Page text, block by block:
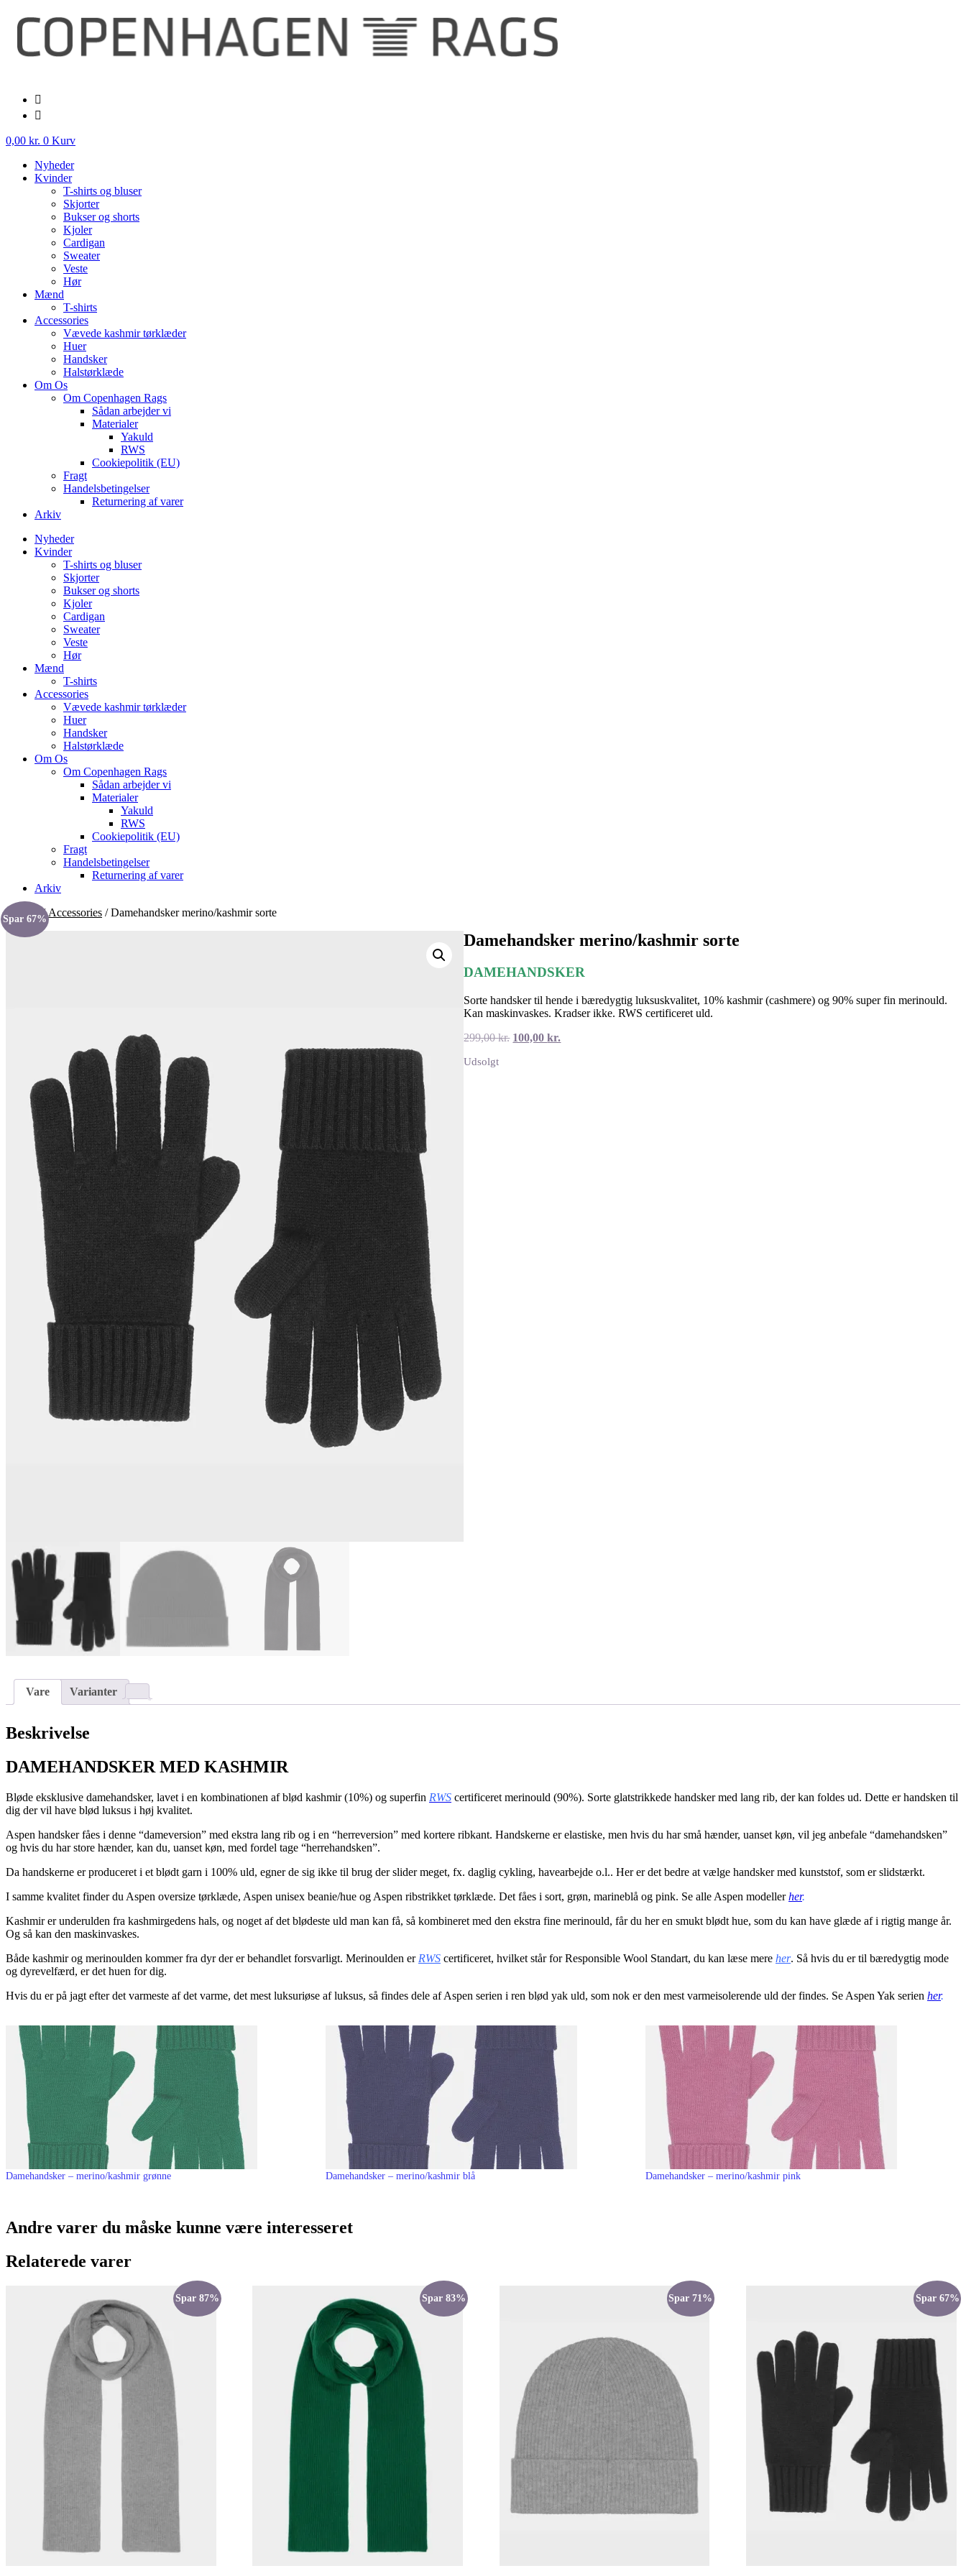
0,00 kr. 0 Kurv
Nyheder
Kvinder
T-shirts og bluser
Skjorter
Bukser og shorts
Kjoler
Cardigan
Sweater
Veste
Hør
Mænd
T-shirts
Accessories
Vævede kashmir tørklæder
Huer
Handsker
Halstørklæde
Om Os
Om Copenhagen Rags
Sådan arbejder vi
Materialer
Yakuld
RWS
Cookiepolitik (EU)
Fragt
Handelsbetingelser
Returnering af varer
Arkiv
Nyheder
Kvinder
T-shirts og bluser
Skjorter
Bukser og shorts
Kjoler
Cardigan
Sweater
Veste
Hør
Mænd
T-shirts
Accessories
Vævede kashmir tørklæder
Huer
Handsker
Halstørklæde
Om Os
Om Copenhagen Rags
Sådan arbejder vi
Materialer
Yakuld
RWS
Cookiepolitik (EU)
Fragt
Handelsbetingelser
Returnering af varer
Arkiv
Forside/Accessories / Damehandsker merino/kashmir sorte
Spar 67%
Damehandsker merino/kashmir sorte
DAMEHANDSKER
Sorte handsker til hende i bæredygtig luksuskvalitet, 10% kashmir (cashmere) og 90% super fin merinould.
Kan maskinvaskes. Kradser ikke. RWS certificeret uld.
299,00kr. Den
100,00kr.
Udsolgt
Vare Varianter
Beskrivelse
DAMEHANDSKER MED KASHMIR
Bløde eksklusive damehandsker, lavet i en kombinationen af blød kashmir (10%) og superfin RWS certificeret merinould (90%). Sorte glatstrikkede handsker med lang rib, der kan foldes ud. Dette er handsken til
dig der vil have blød luksus i høj kvalitet.
Aspen handsker fåes i denne “dameversion” med ekstra lang rib og i en “herreversion” med kortere ribkant. Handskerne er elastiske, men hvis du har små hænder, uanset køn, vil jeg anbefale “damehandsken”
og hvis du har store hænder, kan du, uanset køn, med fordel tage “herrehandsken”.
Da handskerne er produceret i et blødt garn i 100% uld, egner de sig ikke til brug der slider meget, fx. daglig cykling, havearbejde o.l.. Her er det bedre at vælge handsker med kunststof, som er slidstærkt.
I samme kvalitet finder du Aspen oversize tørklæde, Aspen unisex beanie/hue og Aspen ribstrikket tørklæde. Det fåes i sort, grøn, marineblå og pink. Se alle Aspen modellerher.
Kashmir er underulden fra kashmirgedens hals, og noget af det blødeste uld man kan få, så kombineret med den ekstra fine merinould, får du her en smukt blødt hue, som du kan have glæde af i rigtig mange år.
Og så kan den maskinvaskes.
Både kashmir og merinoulden kommer fra dyr der er behandlet forsvarligt. Merinoulden er RWS certificeret, hvilket står for Responsible Wool Standart, du kan læse mere her. Så hvis du er til bæredygtig mode
og dyrevelfærd, er det huen for dig.
Hvis du er på jagt efter det varmeste af det varme, det mest luksuriøse af luksus, så findes dele af Aspen serien i ren blød yak uld, som nok er den mest varmeisolerende uld der findes. Se Aspen Yak serien her.
Damehandsker – merino/kashmir grønne Damehandsker – merino/kashmir blå Damehandsker – merino/kashmir pink
Andre varer du måske kunne være interesseret
Relaterede varer
Spar 87% Spar 83% Spar 71% Spar 67%